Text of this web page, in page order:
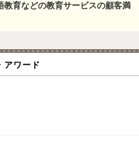
教育などの教育サービスの顧客満
アワード